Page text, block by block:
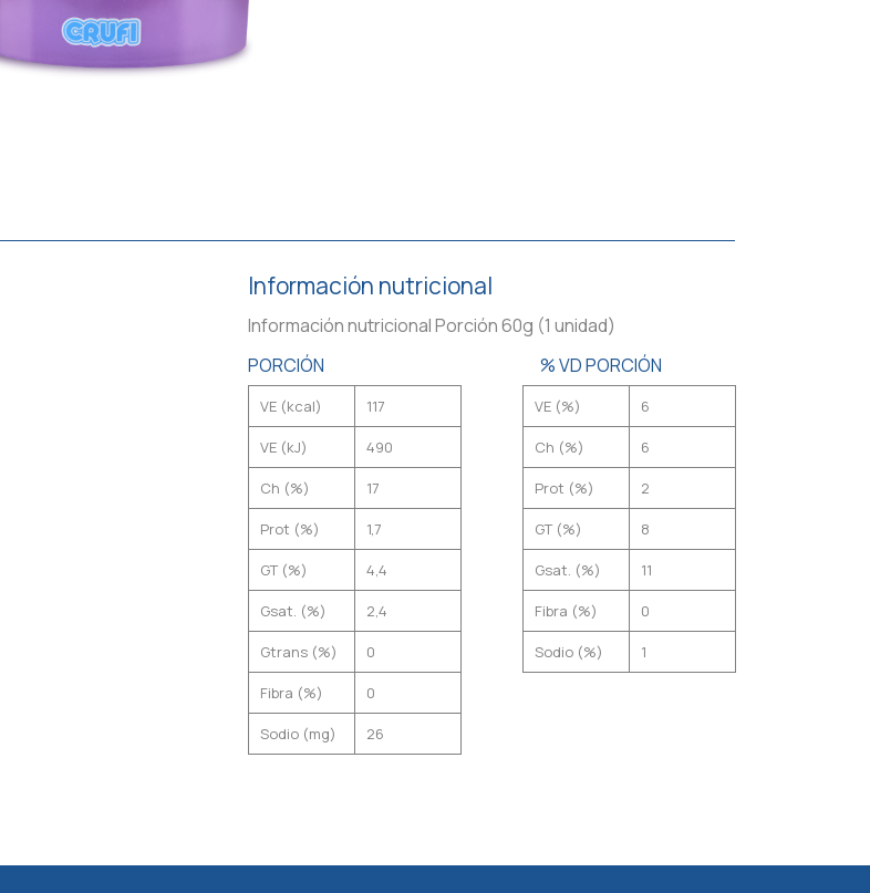
Información nutricional
Información nutricional Porción 60g (1 unidad)
PORCIÓN
% VD PORCIÓN
VE (kcal) 117 VE (%) 6
VE (kJ) 490 Ch (%) 6
Ch (%) 17 Prot (%) 2
Prot (%) 1,7 GT (%) 8
GT (%) 4,4 Gsat. (%) 11
Gsat. (%) 2,4 Fibra (%) 0
Gtrans (%) 0 Sodio (%) 1
Fibra (%) 0
Sodio (mg) 26